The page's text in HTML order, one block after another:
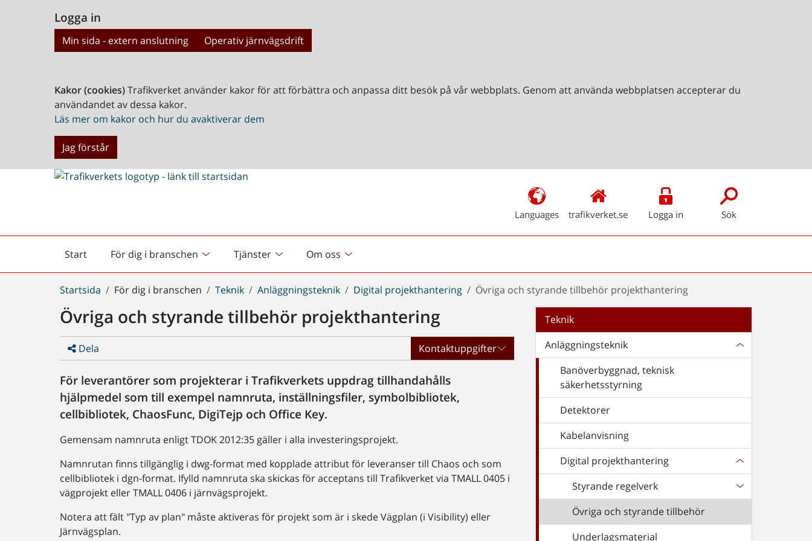
Logga in
Min sida - extern anslutning Operativ järnvägsdrift
Kakor (cookies)Trafikverket använder kakor för att förbättra och anpassa ditt besök på vår webbplats. Genom att använda webbplatsen accepterar du
användandet av dessa kakor.
Läs mer om kakor och hur du avaktiverar dem
Jag förstår
Languages trafikverket.se Logga in Sök
Start
Startsida För dig i branschen Tjänster Om oss
Du
här:
Startsida För dig i branschen Teknik Anläggningsteknik Digital projekthantering Övriga och styrande tillbehör projekthantering
Övriga och styrande tillbehör projekthantering
Dela Kontaktuppgifter
För leverantörer som projekterar i Trafikverkets uppdrag tillhandahålls
hjälpmedel som till exempel namnruta, inställningsfiler, symbolbibliotek,
cellbibliotek, ChaosFunc, DigiTejp och Office Key.
Gemensam namnruta enligt TDOK 2012:35 gäller i alla investeringsprojekt.
Namnrutan finns tillgänglig i dwg-format med kopplade attribut för leveranser till Chaos och som
cellbibliotek i dgn-format. Ifylld namnruta ska skickas för acceptans till Trafikverket via TMALL 0405 i
vägprojekt eller TMALL 0406 i järnvägsprojekt.
Notera att fält "Typ av plan" måste aktiveras för projekt som är i skede Vägplan (i Visibility) eller
Järnvägsplan.
Teknik
Anläggningsteknik
Banöverbyggnad, teknisk
säkerhetsstyrning
Detektorer
Kabelanvisning
Digital projekthantering
Styrande regelverk
Övriga och styrande tillbehör
Underlagsmaterial